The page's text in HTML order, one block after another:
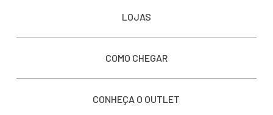
LOJAS
COMO CHEGAR
CONHEÇA O OUTLET